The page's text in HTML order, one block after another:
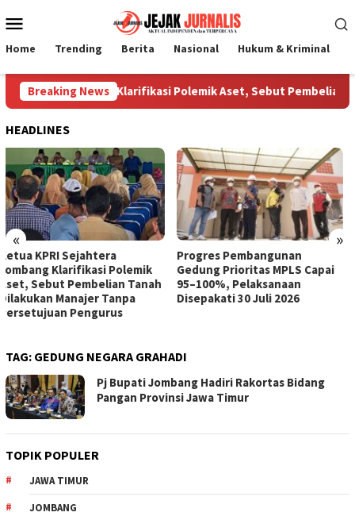
ke
Mobile
Home Trending Berita Nasional Hukum & Kriminal
Breaking News
Jombang Klarifikasi Polemik Aset, Sebut Pembelian
HEADLINES
« »
Progres Pembangunan
Gedung Prioritas MPLS Capai
95–100%, Pelaksanaan
Disepakati 30 Juli 2026
DPPKB PPPA Jombang Cetak
Duta GenRe untuk Cegah
Kenakalan Remaja
TAG: GEDUNG NEGARA GRAHADI
Pj Bupati Jombang Hadiri Rakortas Bidang
Pangan Provinsi Jawa Timur
TOPIK POPULER
JAWA TIMUR
JOMBANG